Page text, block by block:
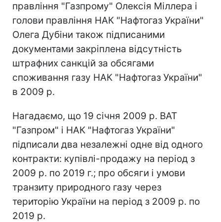
правління "Газпрому" Олексія Міллера і
голови правління НАК "Нафтогаз України"
Олега Дубіни також підписаними
документами закріплена відсутність
штрафних санкцій за обсягами
споживання газу НАК "Нафтогаз України"
в 2009 р.
Нагадаємо, що 19 січня 2009 р. ВАТ
"Газпром" і НАК "Нафтогаз України"
підписали два незалежні одне від одного
контракти: купівлі-продажу на період з
2009 р. по 2019 г.; про обсяги і умови
транзиту природного газу через
територію України на період з 2009 р. по
2019 р.